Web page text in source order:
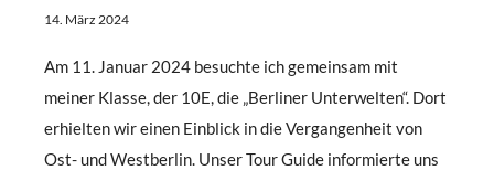
14. März 2024
Am 11. Januar 2024 besuchte ich gemeinsam mit
meiner Klasse, der 10E, die „Berliner Unterwelten“. Dort
erhielten wir einen Einblick in die Vergangenheit von
Ost- und Westberlin. Unser Tour Guide informierte uns